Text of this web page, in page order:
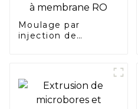
Moulage par
injection de
à membrane RO